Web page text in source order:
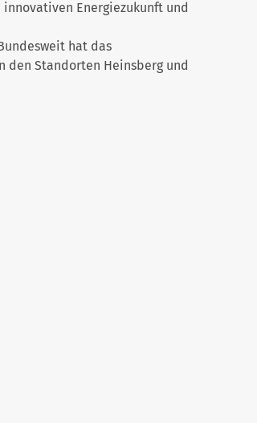
Energiezukunft und
hat das
den Standorten Heinsberg und